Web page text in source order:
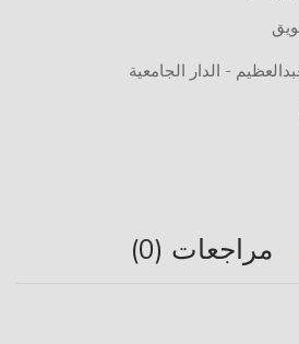
- الدار الجامعية
مراجعات (0)